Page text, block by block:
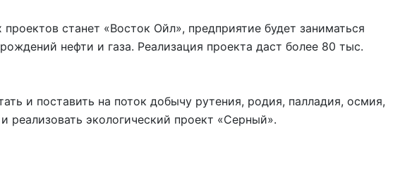
станет «Восток Ойл», предприятие будет заниматься
нефти и газа. Реализация проекта даст более 80 тыс.
и поставить на поток добычу рутения, родия, палладия, осмия,
реализовать экологический проект «Серный».